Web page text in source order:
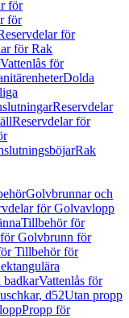
för
för
för
för Rak
Vattenlås för
Dolda
Reservdelar
Reservdelar för
Rak
Golvbrunnar och
för Golvavlopp
Tillbehör för
Golvbrunn för
Tillbehör för
badkarVattenlås för
d52Utan propp
Propp för